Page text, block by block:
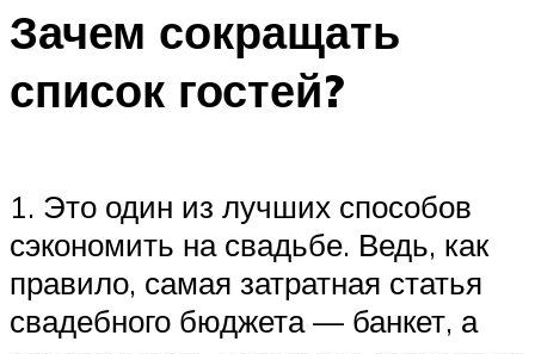
Зачем сокращать
список гостей?
1. Это один из лучших способов
сэкономить на свадьбе. Ведь, как
правило, самая затратная статья
свадебного бюджета — банкет, а